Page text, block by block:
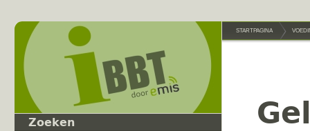
Zoeken
STARTPAGINA